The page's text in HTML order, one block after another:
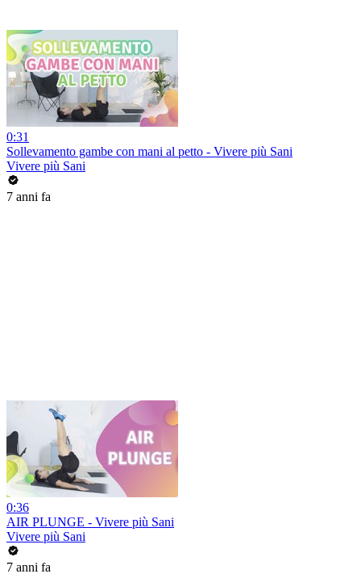
0:31
Sollevamento gambe con mani al petto - Vivere più Sani
Vivere più Sani
7 anni fa
0:36
AIR PLUNGE - Vivere più Sani
Vivere più Sani
7 anni fa